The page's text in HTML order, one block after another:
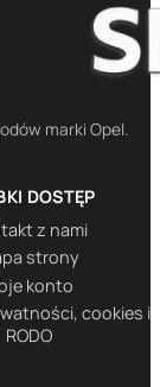
marki Opel.
DOSTĘP
z nami
strony
konto
cookies i
RODO